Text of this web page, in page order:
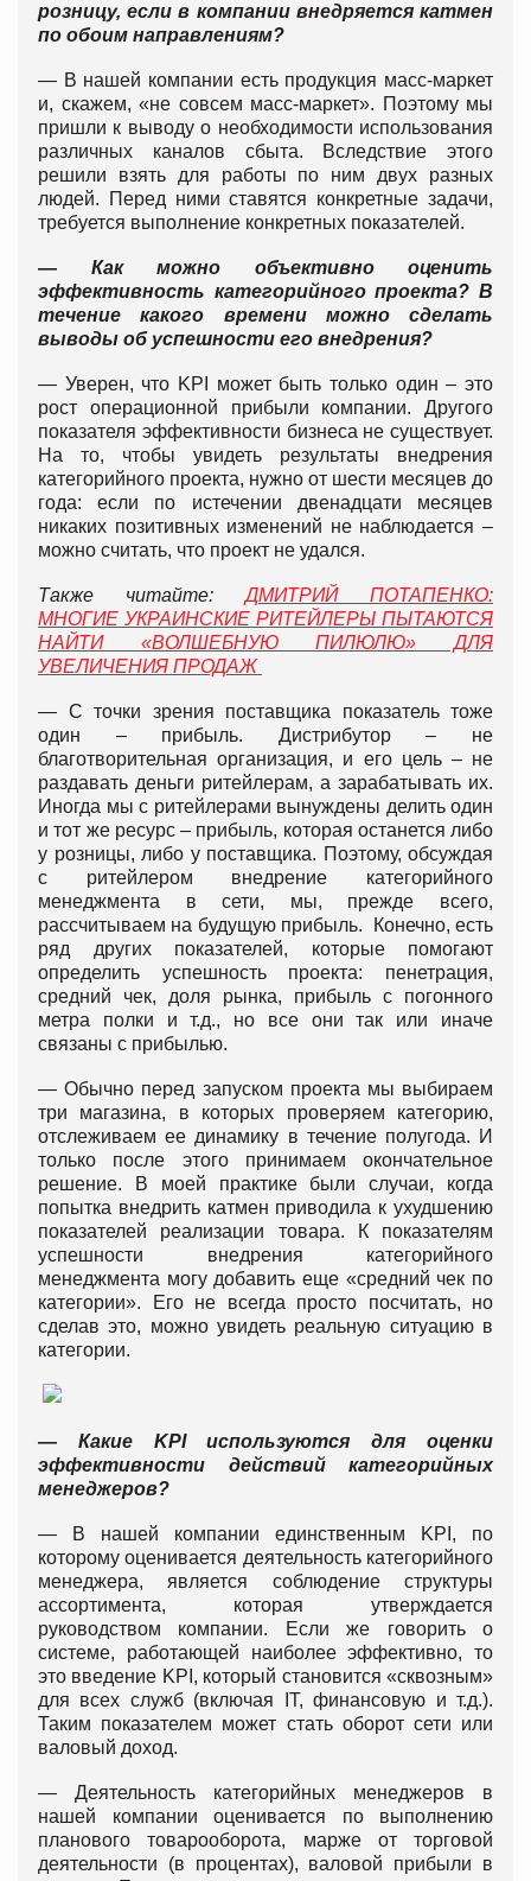
розницу, если в компании внедряется катмен
по обоим направлениям?
— В нашей компании есть продукция масс-маркет
и, скажем, «не совсем масс-маркет». Поэтому мы
пришли к выводу о необходимости использования
различных каналов сбыта. Вследствие этого
решили взять для работы по ним двух разных
людей. Перед ними ставятся конкретные задачи,
требуется выполнение конкретных показателей.
— Как можно объективно оценить
эффективность категорийного проекта? В
течение какого времени можно сделать
выводы об успешности его внедрения?
— Уверен, что KPI может быть только один – это
рост операционной прибыли компании. Другого
показателя эффективности бизнеса не существует.
На то, чтобы увидеть результаты внедрения
категорийного проекта, нужно от шести месяцев до
года: если по истечении двенадцати месяцев
никаких позитивных изменений не наблюдается –
можно считать, что проект не удался.
Также читайте:ДМИТРИЙ ПОТАПЕНКО:
МНОГИЕ УКРАИНСКИЕ РИТЕЙЛЕРЫ ПЫТАЮТСЯ
НАЙТИ «ВОЛШЕБНУЮ ПИЛЮЛЮ» ДЛЯ
УВЕЛИЧЕНИЯ ПРОДАЖ
— С точки зрения поставщика показатель тоже
один – прибыль. Дистрибутор – не
благотворительная организация, и его цель – не
раздавать деньги ритейлерам, а зарабатывать их.
Иногда мы с ритейлерами вынуждены делить один
и тот же ресурс – прибыль, которая останется либо
у розницы, либо у поставщика. Поэтому, обсуждая
с ритейлером внедрение категорийного
менеджмента в сети, мы, прежде всего,
рассчитываем на будущую прибыль. Конечно, есть
ряд других показателей, которые помогают
определить успешность проекта: пенетрация,
средний чек, доля рынка, прибыль с погонного
метра полки и т.д., но все они так или иначе
связаны с прибылью.
— Обычно перед запуском проекта мы выбираем
три магазина, в которых проверяем категорию,
отслеживаем ее динамику в течение полугода. И
только после этого принимаем окончательное
решение. В моей практике были случаи, когда
попытка внедрить катмен приводила к ухудшению
показателей реализации товара. К показателям
успешности внедрения категорийного
менеджмента могу добавить еще «средний чек по
категории». Его не всегда просто посчитать, но
сделав это, можно увидеть реальную ситуацию в
категории.
— Какие KPI используются для оценки
эффективности действий категорийных
менеджеров?
— В нашей компании единственным KPI, по
которому оценивается деятельность категорийного
менеджера, является соблюдение структуры
ассортимента, которая утверждается
руководством компании. Если же говорить о
системе, работающей наиболее эффективно, то
это введение KPI, который становится «сквозным»
для всех служб (включая IT, финансовую и т.д.).
Таким показателем может стать оборот сети или
валовый доход.
— Деятельность категорийных менеджеров в
нашей компании оценивается по выполнению
планового товарооборота, марже от торговой
деятельности (в процентах), валовой прибыли в